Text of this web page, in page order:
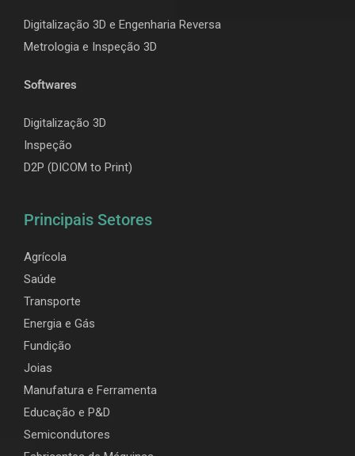
Digitalização 3D e Engenharia Reversa
Metrologia e Inspeção 3D
Softwares
Digitalização 3D
Inspeção
D2P (DICOM to Print)
Principais Setores
Agrícola
Saúde
Transporte
Energia e Gás
Fundição
Joias
Manufatura e Ferramenta
Educação e P&D
Semicondutores